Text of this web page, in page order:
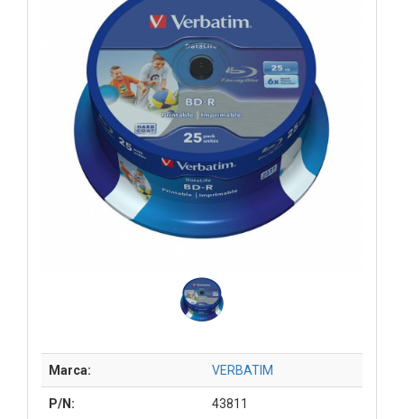
Marca: VERBATIM
P/N: 43811